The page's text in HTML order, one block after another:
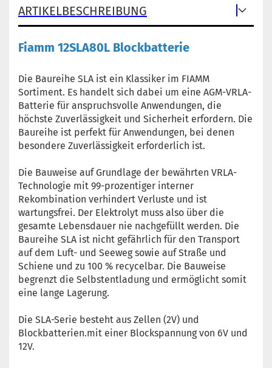
ARTIKELBESCHREIBUNG
Fiamm 12SLA80L Blockbatterie
Die Baureihe SLA ist ein Klassiker im FIAMM
Sortiment. Es handelt sich dabei um eine AGM-VRLA-
Batterie für anspruchsvolle Anwendungen, die
höchste Zuverlässigkeit und Sicherheit erfordern. Die
Baureihe ist perfekt für Anwendungen, bei denen
besondere Zuverlässigkeit erforderlich ist.
Die Bauweise auf Grundlage der bewährten VRLA-
Technologie mit 99-prozentiger interner
Rekombination verhindert Verluste und ist
wartungsfrei. Der Elektrolyt muss also über die
gesamte Lebensdauer nie nachgefüllt werden. Die
Baureihe SLA ist nicht gefährlich für den Transport
auf dem Luft- und Seeweg sowie auf Straße und
Schiene und zu 100 % recycelbar. Die Bauweise
begrenzt die Selbstentladung und ermöglicht somit
eine lange Lagerung.
Die SLA-Serie besteht aus Zellen (2V) und
Blockbatterien.mit einer Blockspannung von 6V und
12V.